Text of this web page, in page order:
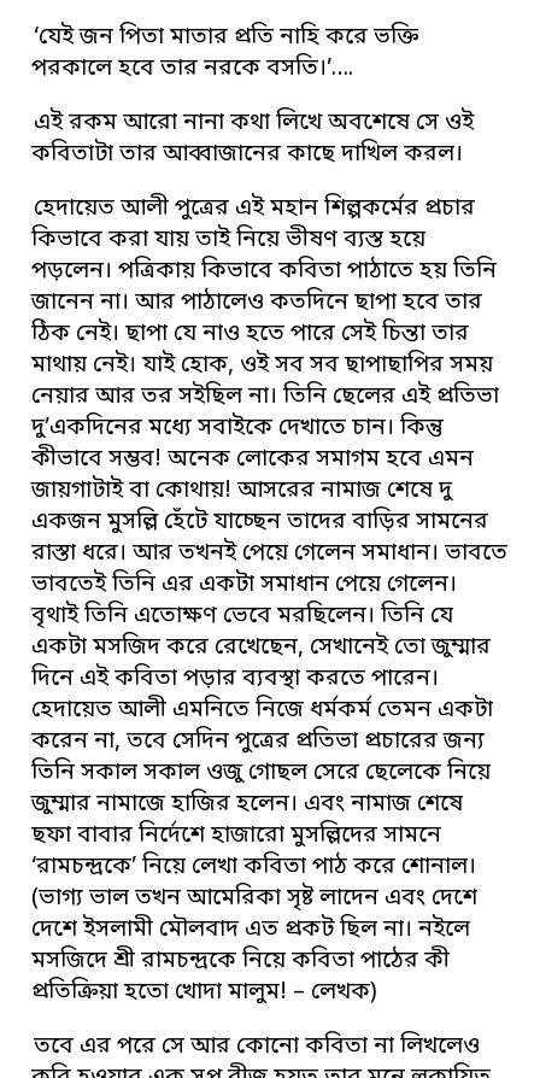
‘যেই জন পিতা মাতার প্রতি নাহি করে ভক্তি
পরকালে হবে তার নরকে বসতি।’….
এই রকম আরো নানা কথা লিখে অবশেষে সে ওই
কবিতাটা তার আব্বাজানের কাছে দাখিল করল।
হেদায়েত আলী পুত্রের এই মহান শিল্পকর্মের প্রচার
কিভাবে করা যায় তাই নিয়ে ভীষণ ব্যস্ত হয়ে
পড়লেন। পত্রিকায় কিভাবে কবিতা পাঠাতে হয় তিনি
জানেন না। আর পাঠালেও কতদিনে ছাপা হবে তার
ঠিক নেই। ছাপা যে নাও হতে পারে সেই চিন্তা তার
মাথায় নেই। যাই হোক, ওই সব সব ছাপাছাপির সময়
নেয়ার আর তর সইছিল না। তিনি ছেলের এই প্রতিভা
দু’একদিনের মধ্যে সবাইকে দেখাতে চান। কিন্তু
কীভাবে সম্ভব! অনেক লোকের সমাগম হবে এমন
জায়গাটাই বা কোথায়! আসরের নামাজ শেষে দু
একজন মুসল্লি হেঁটে যাচ্ছেন তাদের বাড়ির সামনের
রাস্তা ধরে। আর তখনই পেয়ে গেলেন সমাধান। ভাবতে
ভাবতেই তিনি এর একটা সমাধান পেয়ে গেলেন।
বৃথাই তিনি এতোক্ষণ ভেবে মরছিলেন। তিনি যে
একটা মসজিদ করে রেখেছেন, সেখানেই তো জুম্মার
দিনে এই কবিতা পড়ার ব্যবস্থা করতে পারেন।
হেদায়েত আলী এমনিতে নিজে ধর্মকর্ম তেমন একটা
করেন না, তবে সেদিন পুত্রের প্রতিভা প্রচারের জন্য
তিনি সকাল সকাল ওজু গোছল সেরে ছেলেকে নিয়ে
জুম্মার নামাজে হাজির হলেন। এবং নামাজ শেষে
ছফা বাবার নির্দেশে হাজারো মুসল্লিদের সামনে
‘রামচন্দ্রকে’ নিয়ে লেখা কবিতা পাঠ করে শোনাল।
(ভাগ্য ভাল তখন আমেরিকা সৃষ্ট লাদেন এবং দেশে
দেশে ইসলামী মৌলবাদ এত প্রকট ছিল না। নইলে
মসজিদে শ্রী রামচন্দ্রকে নিয়ে কবিতা পাঠের কী
প্রতিক্রিয়া হতো খোদা মালুম! – লেখক)
তবে এর পরে সে আর কোনো কবিতা না লিখলেও